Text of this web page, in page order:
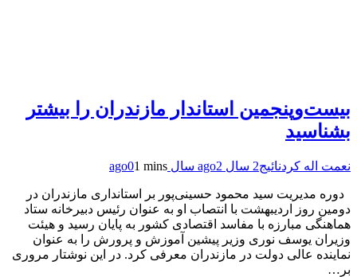
بیست‌وپنجمین استاندار مازندران را بیشتر
بشناسید
نعمت اله کردنائیج2 سال ago 2 سال ago 01 mins
دوره مدیریت سید محمود حسینی‌پور بر استانداری مازندران در
دومین روز اردیبهشت با انتصاب او به عنوان رئیس دبیرخانه ستاد
هماهنگی مبارزه با مفاسد اقتصادی کشور به پایان رسید و هیئت
وزیران یوسف نوری وزیر پیشین آموزش و پرورش را به عنوان
نماینده عالی دولت در مازندران معرفی کرد. در این نوشتار مروری
بر…